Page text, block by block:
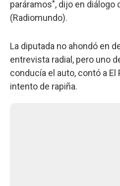
paráramos", dijo en diálogo
(Radiomundo).
La diputada no ahondó en
entrevista radial, pero uno
conducía el auto, contó a El
intento de rapiña.